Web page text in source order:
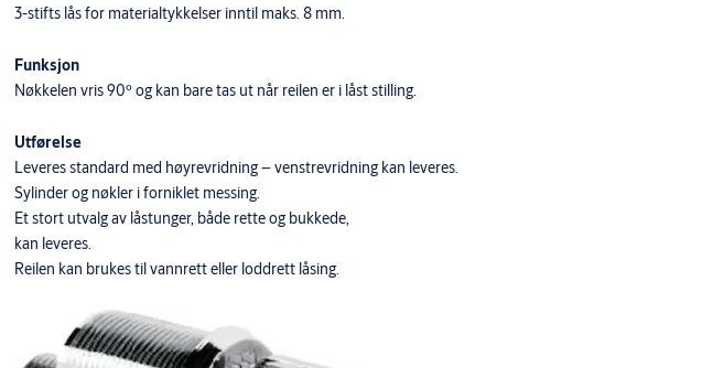
3-stifts lås for materialtykkelser inntil maks. 8 mm.
Funksjon
Nøkkelen vris 90º og kan bare tas ut når reilen er i låst stilling.
Utførelse
Leveres standard med høyrevridning – venstrevridning kan leveres.
Sylinder og nøkler i forniklet messing.
Et stort utvalg av låstunger, både rette og bukkede,
kan leveres.
Reilen kan brukes til vannrett eller loddrett låsing.